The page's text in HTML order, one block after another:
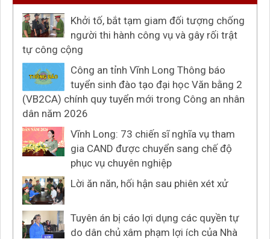
Khởi tố, bắt tạm giam đối tượng chống
người thi hành công vụ và gây rối trật
tự công cộng
Công an tỉnh Vĩnh Long Thông báo
tuyển sinh đào tạo đại học Văn bằng 2
(VB2CA) chính quy tuyển mới trong Công an nhân
dân năm 2026
Vĩnh Long: 73 chiến sĩ nghĩa vụ tham
gia CAND được chuyển sang chế độ
phục vụ chuyên nghiệp
Lời ăn năn, hối hận sau phiên xét xử
Tuyên án bị cáo lợi dụng các quyền tự
do dân chủ xâm phạm lợi ích của Nhà